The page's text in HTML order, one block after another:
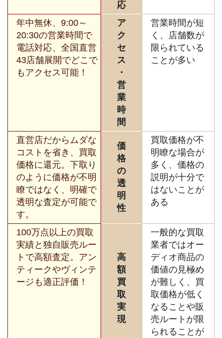
応
年中無休、9:00～
20:30の営業時間で
電話対応、全国直営
43店舗展開でどこで
もアクセス可能！
ア
ク
セ
ス
・
営
業
時
間
営業時間が短
く、店舗数が
限られている
ことが多い
直営店だからムダな
コストを省き、買取
価格に還元。下取り
のように価格が不明
瞭ではなく、明確で
透明な査定が可能で
す。
価
格
の
透
明
性
買取価格が不
明瞭な場合が
多く、価格の
説明が十分で
はないことが
ある
100万点以上の買取
実績と独自販売ルー
トで高額査定。アン
ティークやヴィンテ
ージも適正評価！
高
額
買
取
実
現
一般的な買取
業者ではオー
ディオ商品の
価値の見極め
が難しく、買
取価格が低く
なることや販
売ルートが限
られることが